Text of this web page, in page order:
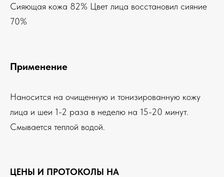
Сияющая кожа 82% Цвет лица восстановил сияние
70%
Применение
Наносится на очищенную и тонизированную кожу
лица и шеи 1-2 раза в неделю на 15-20 минут.
Смывается теплой водой.
ЦЕНЫ И ПРОТОКОЛЫ НА